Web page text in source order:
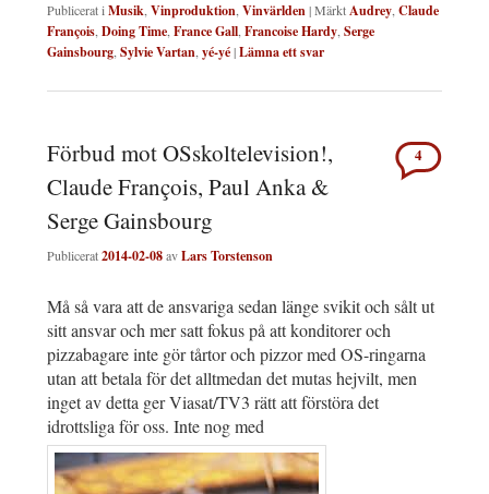
Publicerat iMusik,Vinproduktion,Vinvärlden|MärktAudrey,Claude
François,Doing Time,France Gall,Francoise Hardy,Serge
Gainsbourg,Sylvie Vartan,yé-yé|Lämna ett svar
Förbud mot OSskoltelevision!,
Claude François, Paul Anka &
Serge Gainsbourg
Publicerat2014-02-08avLars Torstenson
4
Må så vara att de ansvariga sedan länge svikit och sålt ut
sitt ansvar och mer satt fokus på att konditorer och
pizzabagare inte gör tårtor och pizzor med OS-ringarna
utan att betala för det alltmedan det mutas hejvilt, men
inget av detta ger Viasat/TV3 rätt att förstöra det
idrottsliga för oss. Inte nog med